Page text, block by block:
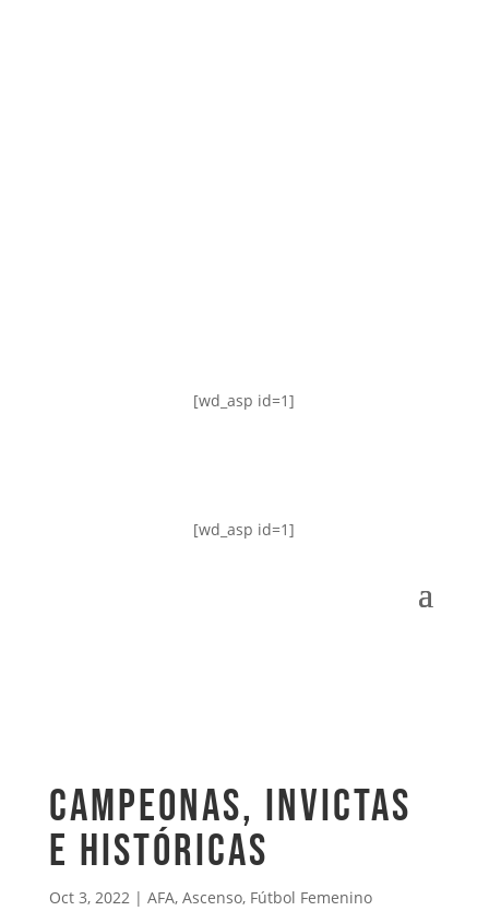
[wd_asp id=1]
[wd_asp id=1]
Campeonas, invictas
e históricas
Oct 3, 2022| AFA, Ascenso, Fútbol Femenino